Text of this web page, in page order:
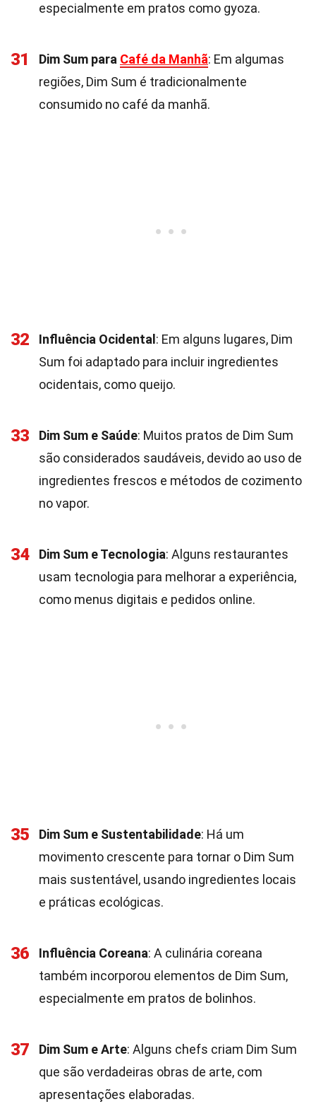
especialmente em pratos como gyoza.
31 Dim Sum para Café da Manhã: Em algumas
regiões, Dim Sum é tradicionalmente
consumido no café da manhã.
32 Influência Ocidental : Em alguns lugares, Dim
Sum foi adaptado para incluir ingredientes
ocidentais, como queijo.
33 Dim Sum e Saúde: Muitos pratos de Dim Sum
são considerados saudáveis, devido ao uso de
ingredientes frescos e métodos de cozimento
no vapor.
34 Dim Sum e Tecnologia: Alguns restaurantes
usam tecnologia para melhorar a experiência,
como menus digitais e pedidos online.
35 Dim Sum e Sustentabilidade: Há um
movimento crescente para tornar o Dim Sum
mais sustentável, usando ingredientes locais
e práticas ecológicas.
36 Influência Coreana: A culinária coreana
também incorporou elementos de Dim Sum,
especialmente em pratos de bolinhos.
37 Dim Sum e Arte: Alguns chefs criam Dim Sum
que são verdadeiras obras de arte, com
apresentações elaboradas.